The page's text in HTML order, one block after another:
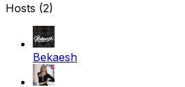
Hosts (2)
Bekaesh